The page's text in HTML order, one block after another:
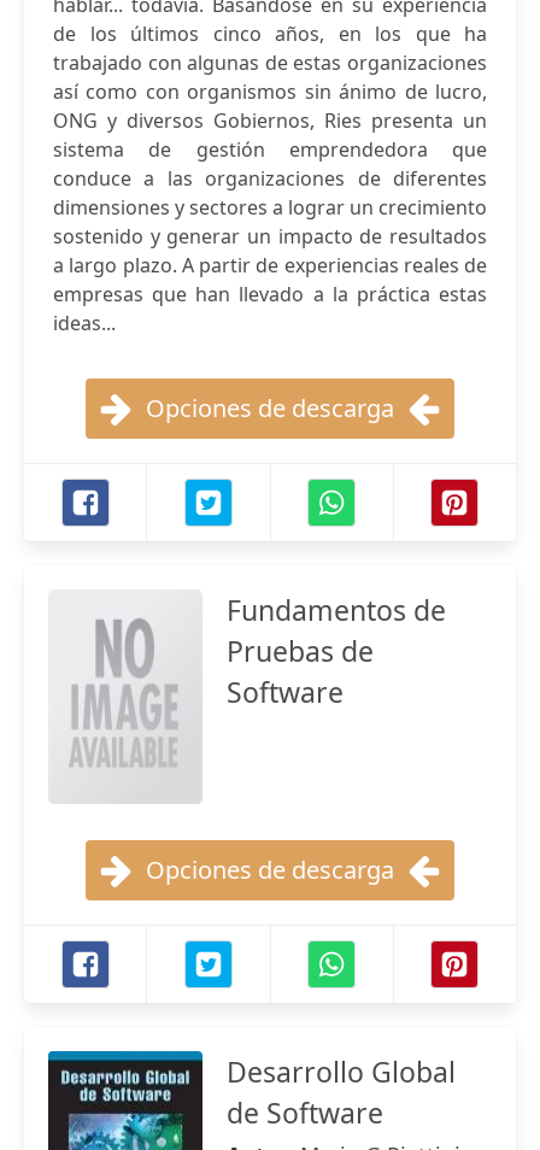
de los últimos cinco años, en los que ha
trabajado con algunas de estas organizaciones
así como con organismos sin ánimo de lucro,
ONG y diversos Gobiernos, Ries presenta un
sistema de gestión emprendedora que
conduce a las organizaciones de diferentes
dimensiones y sectores a lograr un crecimiento
sostenido y generar un impacto de resultados
a largo plazo. A partir de experiencias reales de
empresas que han llevado a la práctica estas
ideas...
Opciones de descarga
Fundamentos de
Pruebas de
Software
Opciones de descarga
Desarrollo Global
de Software